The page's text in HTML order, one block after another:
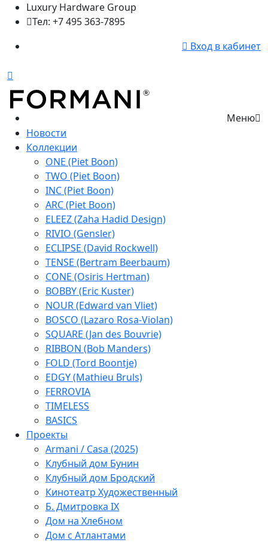
Luxury Hardware Group
Тел: +7 495 363-7895
Вход в кабинет
Меню
Новости
Коллекции
ONE (Piet Boon)
TWO (Piet Boon)
INC (Piet Boon)
ARC (Piet Boon)
ELEEZ (Zaha Hadid Design)
RIVIO (Gensler)
ECLIPSE (David Rockwell)
TENSE (Bertram Beerbaum)
CONE (Osiris Hertman)
BOBBY (Eric Kuster)
NOUR (Edward van Vliet)
BOSCO (Lazaro Rosa-Violan)
SQUARE (Jan des Bouvrie)
RIBBON (Bob Manders)
FOLD (Tord Boontje)
EDGY (Mathieu Bruls)
FERROVIA
TIMELESS
BASICS
Проекты
Armani / Casa (2025)
Клубный дом Бунин
Клубный дом Бродский
Кинотеатр Художественный
Б. Дмитровка IX
Дом на Хлебном
Дом с Атлантами